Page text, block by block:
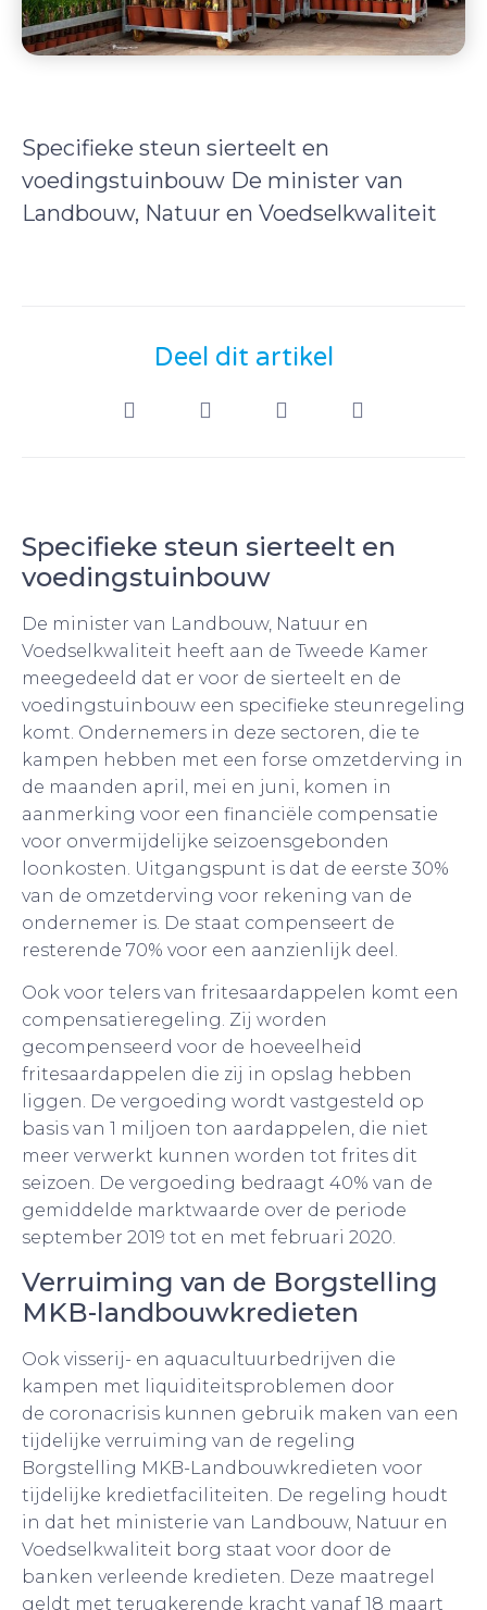
Specifieke steun sierteelt en
voedingstuinbouw De minister van
Landbouw, Natuur en Voedselkwaliteit
Deel dit artikel
Specifieke steun sierteelt en
voedingstuinbouw
De minister van Landbouw, Natuur en
Voedselkwaliteit heeft aan de Tweede Kamer
meegedeeld dat er voor de sierteelt en de
voedingstuinbouw een specifieke steunregeling
komt. Ondernemers in deze sectoren, die te
kampen hebben met een forse omzetderving in
de maanden april, mei en juni, komen in
aanmerking voor een financiële compensatie
voor onvermijdelijke seizoensgebonden
loonkosten. Uitgangspunt is dat de eerste 30%
van de omzetderving voor rekening van de
ondernemer is. De staat compenseert de
resterende 70% voor een aanzienlijk deel.
Ook voor telers van fritesaardappelen komt een
compensatieregeling. Zij worden
gecompenseerd voor de hoeveelheid
fritesaardappelen die zij in opslag hebben
liggen. De vergoeding wordt vastgesteld op
basis van 1 miljoen ton aardappelen, die niet
meer verwerkt kunnen worden tot frites dit
seizoen. De vergoeding bedraagt 40% van de
gemiddelde marktwaarde over de periode
september 2019 tot en met februari 2020.
Verruiming van de Borgstelling
MKB-landbouwkredieten
Ook visserij- en aquacultuurbedrijven die
kampen met liquiditeitsproblemen door
de coronacrisis kunnen gebruik maken van een
tijdelijke verruiming van de regeling
Borgstelling MKB-Landbouwkredieten voor
tijdelijke kredietfaciliteiten. De regeling houdt
in dat het ministerie van Landbouw, Natuur en
Voedselkwaliteit borg staat voor door de
banken verleende kredieten. Deze maatregel
geldt met terugkerende kracht vanaf 18 maart